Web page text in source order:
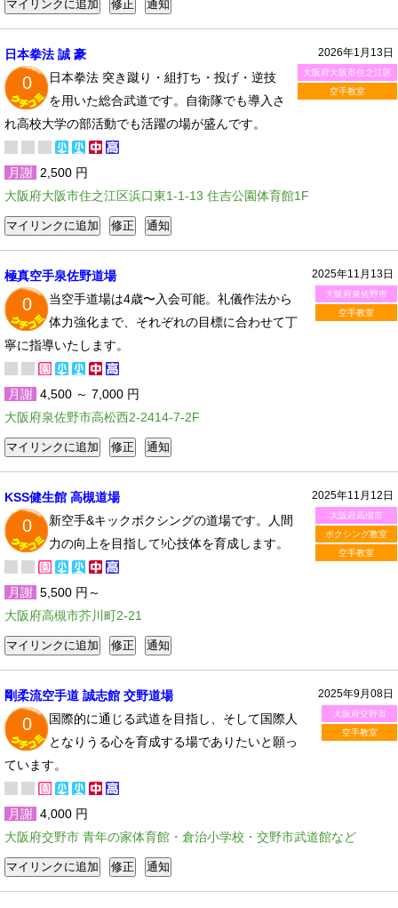
2026年1月13日
大阪府大阪市住之江区
空手教室
日本拳法 誠 豪
0
日本拳法 突き蹴り・組打ち・投げ・逆技
を用いた総合武道です。自衛隊でも導入さ
れ高校大学の部活動でも活躍の場が盛んです。
月謝 2,500 円
大阪府大阪市住之江区浜口東1-1-13 住吉公園体育館1F
2025年11月13日
大阪府泉佐野市
空手教室
極真空手泉佐野道場
0
当空手道場は4歳〜入会可能。礼儀作法から
体力強化まで、それぞれの目標に合わせて丁
寧に指導いたします。
月謝 4,500 ～ 7,000 円
大阪府泉佐野市高松西2-2414-7-2F
2025年11月12日
大阪府高槻市
ボクシング教室
空手教室
KSS健生館 高槻道場
0
新空手&キックボクシングの道場です。人間
力の向上を目指して!心技体を育成します。
月謝 5,500 円～
大阪府高槻市芥川町2-21
2025年9月08日
大阪府交野市
空手教室
剛柔流空手道 誠志館 交野道場
0
国際的に通じる武道を目指し、そして国際人
となりうる心を育成する場でありたいと願っ
ています。
月謝 4,000 円
大阪府交野市 青年の家体育館・倉治小学校・交野市武道館など